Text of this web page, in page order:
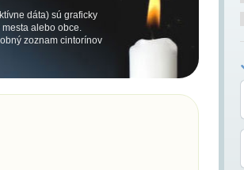
dáta) sú graficky
alebo obce.
zoznam cintorínov